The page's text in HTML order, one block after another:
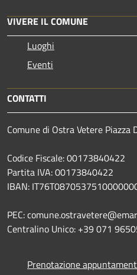
VIVERE IL COMUNE
Luoghi
Eventi
CONTATTI
Comune di Ostra Vetere
Codice Fiscale: 00173840422
Partita IVA: 00173840422
IBAN:
PEC:
Centralino Unico: +39 071
Prenotazione